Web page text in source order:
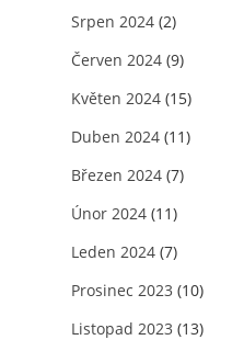
Srpen 2024 (2)
Červen 2024 (9)
Květen 2024 (15)
Duben 2024 (11)
Březen 2024 (7)
Únor 2024 (11)
Leden 2024 (7)
Prosinec 2023 (10)
Listopad 2023 (13)